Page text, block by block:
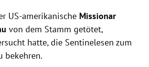
US-amerikanische Missionar
von dem Stamm getötet,
hatte, die Sentinelesen zum
bekehren.